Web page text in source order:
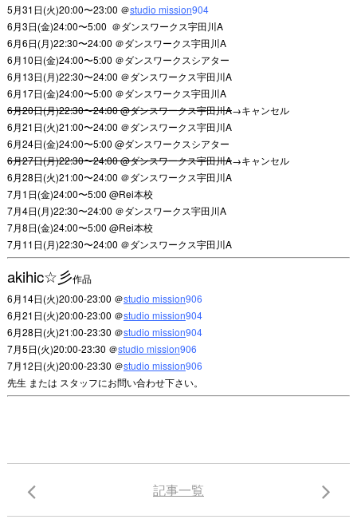
5月31日(火)20:00〜23:00 ＠studio mission904
6月3日(金)24:00〜5:00 ＠ダンスワークス宇田川A
6月6日(月)22:30〜24:00 ＠ダンスワークス宇田川A
6月10日(金)24:00〜5:00 ＠ダンスワークスシアター
6月13日(月)22:30〜24:00 ＠ダンスワークス宇田川A
6月17日(金)24:00〜5:00 ＠ダンスワークス宇田川A
6月20日(月)22:30〜24:00 @ダンスワークス宇田川A→キャンセル
6月21日(火)21:00〜24:00 ＠ダンスワークス宇田川A
6月24日(金)24:00〜5:00 @ダンスワークスシアター
6月27日(月)22:30〜24:00 @ダンスワークス宇田川A→キャンセル
6月28日(火)21:00〜24:00 ＠ダンスワークス宇田川A
7月1日(金)24:00〜5:00 @Rei本校
7月4日(月)22:30〜24:00 ＠ダンスワークス宇田川A
7月8日(金)24:00〜5:00 @Rei本校
7月11日(月)22:30〜24:00 ＠ダンスワークス宇田川A
akihic☆彡作品
6月14日(火)20:00-23:00 ＠studio mission906
6月21日(火)20:00-23:00 ＠studio mission904
6月28日(火)21:00-23:30 ＠studio mission904
7月5日(火)20:00-23:30 ＠studio mission906
7月12日(火)20:00-23:30 ＠studio mission906
先生 または スタッフにお問い合わせ下さい。
記事一覧